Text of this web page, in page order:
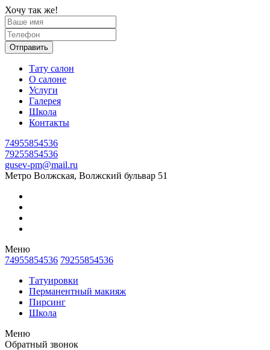
Хочу так же!
Отправить
Тату салон
О салоне
Услуги
Галерея
Школа
Контакты
74955854536
79255854536
gusev-pm@mail.ru
Метро Волжская, Волжский бульвар 51
Меню
74955854536 79255854536
Татуировки
Перманентный макияж
Пирсинг
Школа
Меню
Обратный звонок